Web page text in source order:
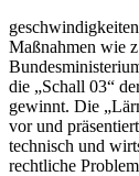
Maßnahmen wie
die „Schall 03“
gewinnt. Die
vor und
technisch und
rechtliche